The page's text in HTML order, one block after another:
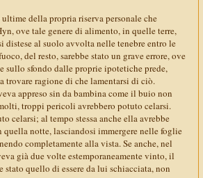
della propria riserva personale che
ove tale genere di alimento, in quelle terre,
distese al suolo avvolta nelle tenebre entro le
del resto, sarebbe stato un grave errore, ove
sfondo dalle proprie ipotetiche prede,
trovare ragione di che lamentarsi di ciò.
appreso sin da bambina come il buio non
troppi pericoli avrebbero potuto celarsi.
celarsi; al tempo stessa anche ella avrebbe
notte, lasciandosi immergere nelle foglie
completamente alla vista. Se anche, nel
già due volte estemporaneamente vinto, il
stato quello di essere da lui schiacciata, non